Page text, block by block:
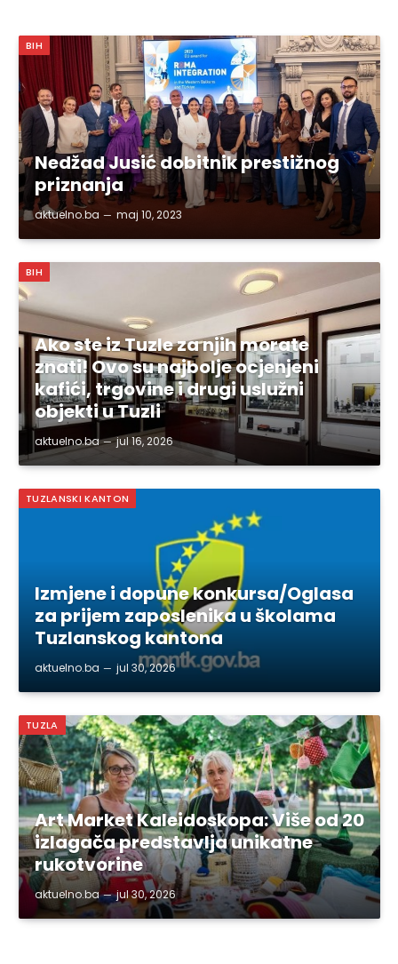
BIH
Nedžad Jusić dobitnik prestižnog
priznanja
aktuelno.ba maj 10, 2023
BIH
Ako ste iz Tuzle za njih morate
znati! Ovo su najbolje ocjenjeni
kafići, trgovine i drugi uslužni
objekti u Tuzli
aktuelno.ba jul 16, 2026
TUZLANSKI KANTON
Izmjene i dopune konkursa/Oglasa
za prijem zaposlenika u školama
Tuzlanskog kantona
aktuelno.ba jul 30, 2026
TUZLA
Art Market Kaleidoskopa: Više od 20
izlagača predstavlja unikatne
rukotvorine
aktuelno.ba jul 30, 2026